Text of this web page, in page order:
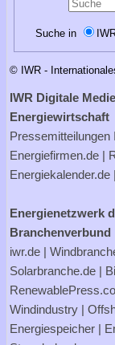
Suche in
© IWR -
IWR Digitale
Energiewirtschaft
Pressemitteilungen
Energiefirmen.de |
Energiekalender.de |
Energienetzwerk
Branchenverbund
iwr.de |
Solarbranche.de |
Windindustry |
Energiespeicher |